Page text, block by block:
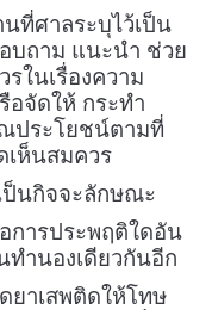
ที่ศาลระบุไว้เป็น
บถาม แนะนำ ช่วย
ในเรื่องความ
อจัดให้ กระทำ
ประโยชน์ตามที่
เห็นสมควร
ป็นกิจจะลักษณะ
การประพฤติใดอัน
ทำนองเดียวกันอีก
ยาเสพติดให้โทษ